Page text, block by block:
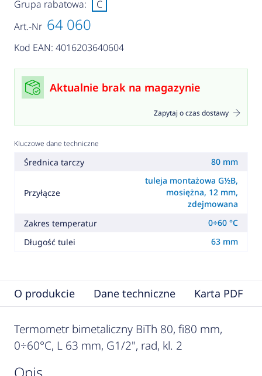
Art.-Nr 64 060
Kod EAN: 4016203640604
Grupa rabatowa: C
Aktualnie brak na magazynie
Zapytaj o czas dostawy
Kluczowe dane techniczne
Średnica tarczy 80 mm
Przyłącze
tuleja montażowa G½B,
mosiężna, 12 mm,
zdejmowana
Zakres temperatur
0÷60 °C
Długość tulei
63 mm
O produkcie Dane techniczne Karta PDF
Termometr bimetaliczny BiTh 80, fi80 mm,
0÷60°C, L 63 mm, G1/2", rad, kl. 2